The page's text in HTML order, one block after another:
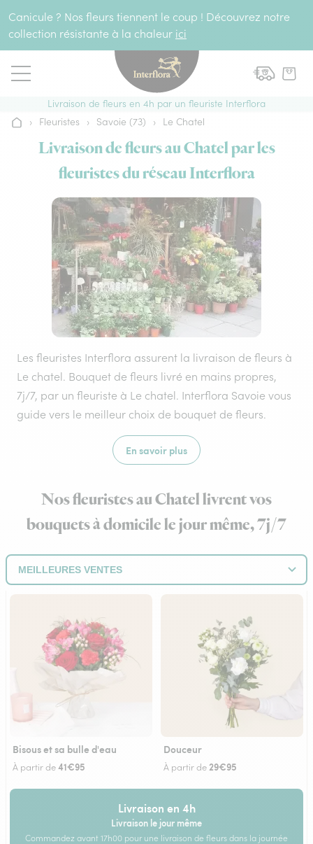
Canicule ? Nos fleurs tiennent le coup ! Découvrez notre
collection résistante à la chaleur ici
Livraison de fleurs en 4h par un fleuriste Interflora
Accueil
› Fleuristes › Savoie (73) › Le Chatel
Livraison de fleurs au Chatel par les
fleuristes du réseau Interflora
Les fleuristes Interflora assurent la livraison de fleurs à
Le chatel. Bouquet de fleurs livré en mains propres,
7j/7, par un fleuriste à Le chatel. Interflora Savoie vous
guide vers le meilleur choix de bouquet de fleurs.
En savoir plus
Nos fleuristes au Chatel livrent vos
bouquets à domicile le jour même, 7j/7
Bisous et sa bulle d'eau
À partir de41€95
Douceur
À partir de 29€95
Livraison en 4h
Livraison le jour même
Commandez avant 17h00 pour une livraison de fleurs dans la journée